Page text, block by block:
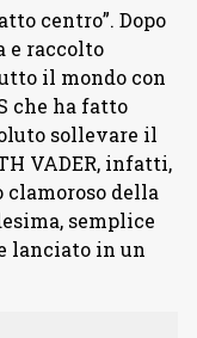
centro”. Dopo
e raccolto
il mondo con
che ha fatto
sollevare il
VADER, infatti,
clamoroso della
semplice
lanciato in un